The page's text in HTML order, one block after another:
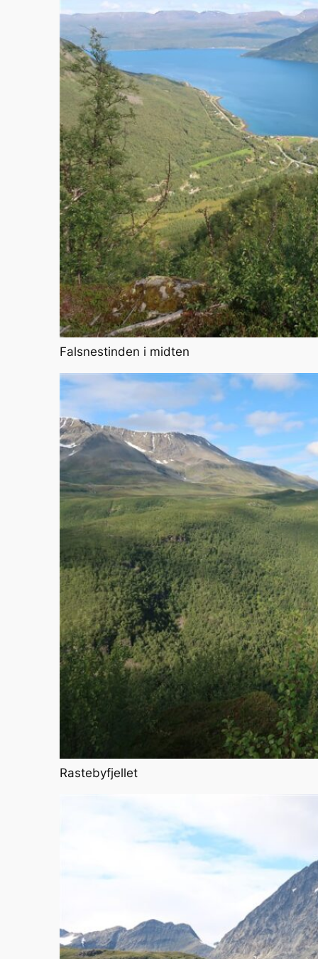
Falsnestinden i midten
Rastebyfjellet